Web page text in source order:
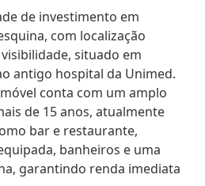
de investimento em
com localização
situado em
antigo hospital da Unimed.
conta com um amplo
de 15 anos, atualmente
bar e restaurante,
banheiros e uma
garantindo renda imediata